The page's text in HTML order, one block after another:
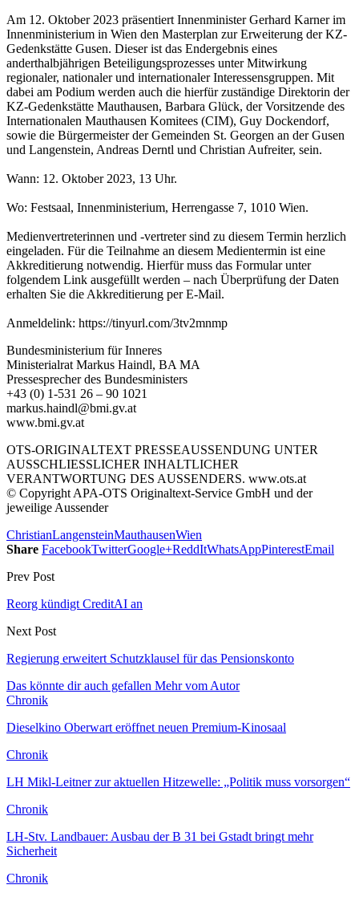
Am 12. Oktober 2023 präsentiert Innenminister Gerhard Karner im
Innenministerium in Wien den Masterplan zur Erweiterung der KZ-
Gedenkstätte Gusen. Dieser ist das Endergebnis eines
anderthalbjährigen Beteiligungsprozesses unter Mitwirkung
regionaler, nationaler und internationaler Interessensgruppen. Mit
dabei am Podium werden auch die hierfür zuständige Direktorin der
KZ-Gedenkstätte Mauthausen, Barbara Glück, der Vorsitzende des
Internationalen Mauthausen Komitees (CIM), Guy Dockendorf,
sowie die Bürgermeister der Gemeinden St. Georgen an der Gusen
und Langenstein, Andreas Derntl und Christian Aufreiter, sein.
Wann: 12. Oktober 2023, 13 Uhr.
Wo: Festsaal, Innenministerium, Herrengasse 7, 1010 Wien.
Medienvertreterinnen und -vertreter sind zu diesem Termin herzlich
eingeladen. Für die Teilnahme an diesem Medientermin ist eine
Akkreditierung notwendig. Hierfür muss das Formular unter
folgendem Link ausgefüllt werden – nach Überprüfung der Daten
erhalten Sie die Akkreditierung per E-Mail.
Anmeldelink: https://tinyurl.com/3tv2mnmp
Bundesministerium für Inneres
Ministerialrat Markus Haindl, BA MA
Pressesprecher des Bundesministers
+43 (0) 1-531 26 – 90 1021
markus.haindl@bmi.gv.at
www.bmi.gv.at
OTS-ORIGINALTEXT PRESSEAUSSENDUNG UNTER
AUSSCHLIESSLICHER INHALTLICHER
VERANTWORTUNG DES AUSSENDERS. www.ots.at
© Copyright APA-OTS Originaltext-Service GmbH und der
jeweilige Aussender
ChristianLangensteinMauthausenWien
Share FacebookTwitterGoogle+ReddItWhatsAppPinterestEmail
Prev Post
Reorg kündigt CreditAI an
Next Post
Regierung erweitert Schutzklausel für das Pensionskonto
Das könnte dir auch gefallen Mehr vom Autor
Chronik
Dieselkino Oberwart eröffnet neuen Premium-Kinosaal
Chronik
LH Mikl-Leitner zur aktuellen Hitzewelle: „Politik muss vorsorgen“
Chronik
LH-Stv. Landbauer: Ausbau der B 31 bei Gstadt bringt mehr
Sicherheit
Chronik